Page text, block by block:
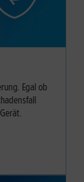
Egal ob